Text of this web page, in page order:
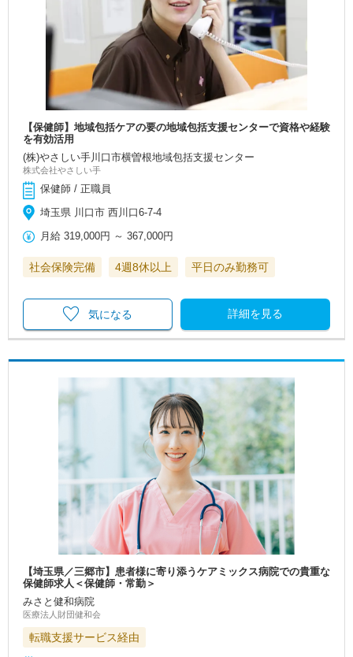
【保健師】地域包括ケアの要の地域包括支援センターで資格や経験
を有効活用
(株)やさしい手川口市横曽根地域包括支援センター
株式会社やさしい手
保健師 / 正職員
埼玉県 川口市 西川口6-7-4
月給 319,000円 ～367,000円
社会保険完備 4週8休以上 平日のみ勤務可
詳細を見る
気になる
【埼玉県／三郷市】患者様に寄り添うケアミックス病院での貴重な
保健師求人＜保健師・常勤＞
みさと健和病院
医療法人財団健和会
転職支援サービス経由